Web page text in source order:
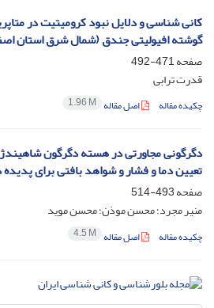
کانی شناسی و دلایل نبود کرومیتیت در
گوشته افیولیتی جندق (شمال شرق استان
صفحه471-492
قدرت ترابی
چکیده مقاله اصل مقاله 1.96 M
تعیین دما و فشار و شواهد بافتی برای
صفحه493-514
منیر مجرد؛ محسن موذن؛ محسن موید
چکیده مقاله اصل مقاله 4.5 M